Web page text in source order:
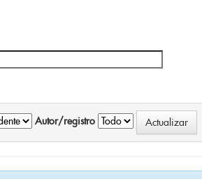
Autor/registro